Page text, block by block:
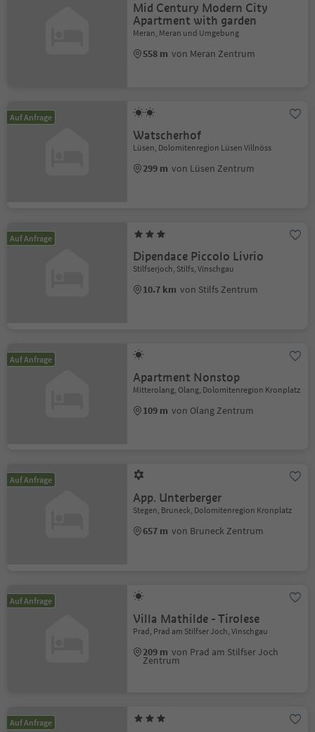
Mid Century Modern City
Apartment with garden
Meran, Meran und Umgebung
558 m von Meran Zentrum
Auf Anfrage
Watscherhof
Lüsen, Dolomitenregion Lüsen Villnöss
299 m von Lüsen Zentrum
Auf Anfrage
Dipendace Piccolo Livrio
Stilfserjoch, Stilfs, Vinschgau
10.7 km von Stilfs Zentrum
Auf Anfrage
Apartment Nonstop
Mitterolang, Olang, Dolomitenregion Kronplatz
109 m von Olang Zentrum
Auf Anfrage
App. Unterberger
Stegen, Bruneck, Dolomitenregion Kronplatz
657 m von Bruneck Zentrum
Auf Anfrage
Villa Mathilde - Tirolese
Prad, Prad am Stilfser Joch, Vinschgau
209 m von Prad am Stilfser Joch
Zentrum
Auf Anfrage